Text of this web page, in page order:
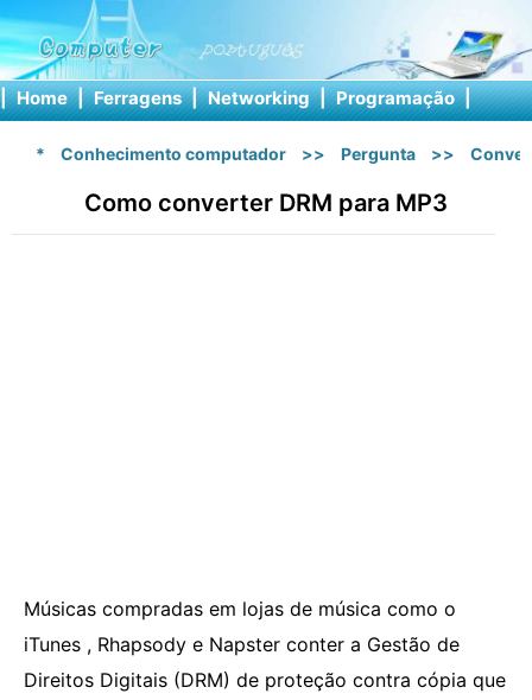
| Home | Ferragens | Networking | Programação |
* Conhecimento computador >> Pergunta >>
Como converter DRM para MP3
Músicas compradas em lojas de música como o
iTunes , Rhapsody e Napster conter a Gestão de
Direitos Digitais (DRM) de proteção contra cópia que